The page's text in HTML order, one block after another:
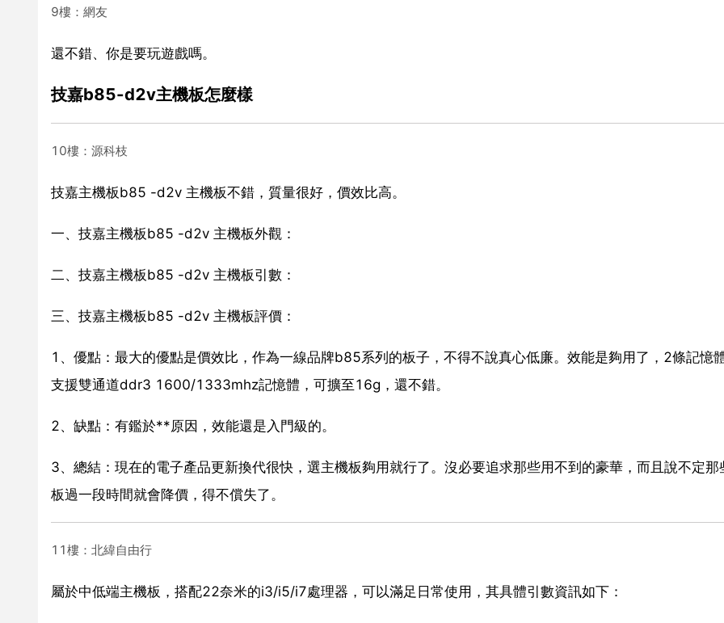
9樓：網友
還不錯、你是要玩遊戲嗎。
技嘉b85-d2v主機板怎麼樣
10樓：源科枝
技嘉主機板b85 -d2v 主機板不錯，質量很好，價效比高。
一、技嘉主機板b85 -d2v 主機板外觀：
二、技嘉主機板b85 -d2v 主機板引數：
三、技嘉主機板b85 -d2v 主機板評價：
1、優點：最大的優點是價效比，作為一線品牌b85系列的板子，不得不說真心低廉。效能是夠用了，2條記憶
支援雙通道ddr3 1600/1333mhz記憶體，可擴至16g，還不錯。
2、缺點：有鑑於**原因，效能還是入門級的。
3、總結：現在的電子產品更新換代很快，選主機板夠用就行了。沒必要追求那些用不到的豪華，而且說不定那
板過一段時間就會降價，得不償失了。
11樓：北緯自由行
屬於中低端主機板，搭配22奈米的i3/i5/i7處理器，可以滿足日常使用，其具體引數資訊如下：